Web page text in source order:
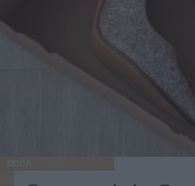
MODA